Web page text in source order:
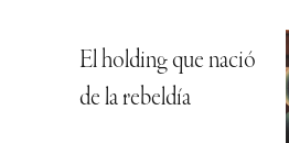
El holding que nació
de la rebeldía